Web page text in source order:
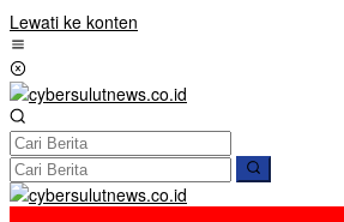
Lewati ke konten